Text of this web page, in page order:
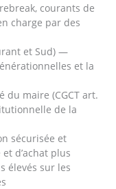
courants de
charge par des
et Sud) —
et la
maire (CGCT art.
de la
sécurisée et
d’achat plus
élevés sur les